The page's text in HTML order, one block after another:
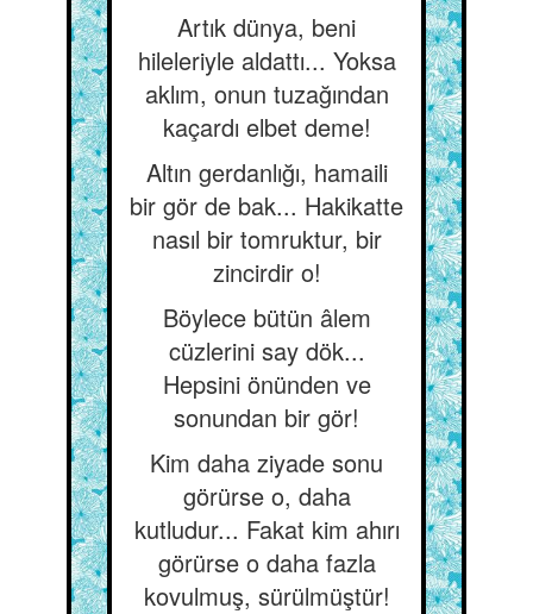
Artık dünya, beni
hileleriyle aldattı... Yoksa
aklım, onun tuzağından
kaçardı elbet deme!
Altın gerdanlığı, hamaili
bir gör de bak... Hakikatte
nasıl bir tomruktur, bir
zincirdir o!
Böylece bütün âlem
cüzlerini say dök...
Hepsini önünden ve
sonundan bir gör!
Kim daha ziyade sonu
görürse o, daha
kutludur... Fakat kim ahırı
görürse o daha fazla
kovulmuş, sürülmüştür!